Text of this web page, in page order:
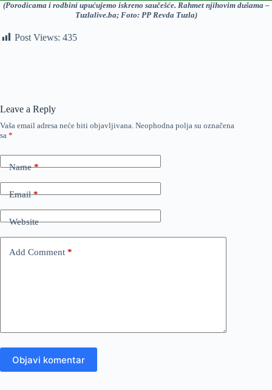
(Porodicama i rodbini upućujemo iskreno saučešće. Rahmet njihovim dušama –
Tuzlalive.ba; Foto: PP Revda Tuzla)
Post Views: 435
Leave a Reply
Vaša email adresa neće biti objavljivana. Neophodna polja su označena
sa *
Name*
Email*
Website
Add Comment *
Objavi komentar